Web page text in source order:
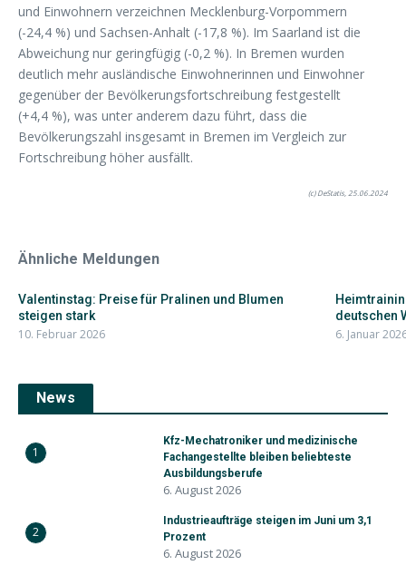
und Einwohnern verzeichnen Mecklenburg-Vorpommern
(-24,4 %) und Sachsen-Anhalt (-17,8 %). Im Saarland ist die
Abweichung nur geringfügig (-0,2 %). In Bremen wurden
deutlich mehr ausländische Einwohnerinnen und Einwohner
gegenüber der Bevölkerungsfortschreibung festgestellt
(+4,4 %), was unter anderem dazu führt, dass die
Bevölkerungszahl insgesamt in Bremen im Vergleich zur
Fortschreibung höher ausfällt.
(c) DeStatis, 25.06.2024
Ähnliche Meldungen
Valentinstag: Preise für Pralinen und Blumen
steigen stark
10. Februar 2026
deutschen
6. Januar
News
1
Kfz-Mechatroniker und medizinische
Fachangestellte bleiben beliebteste
Ausbildungsberufe
6. August 2026
2
Industrieaufträge steigen im Juni um 3,1
Prozent
6. August 2026